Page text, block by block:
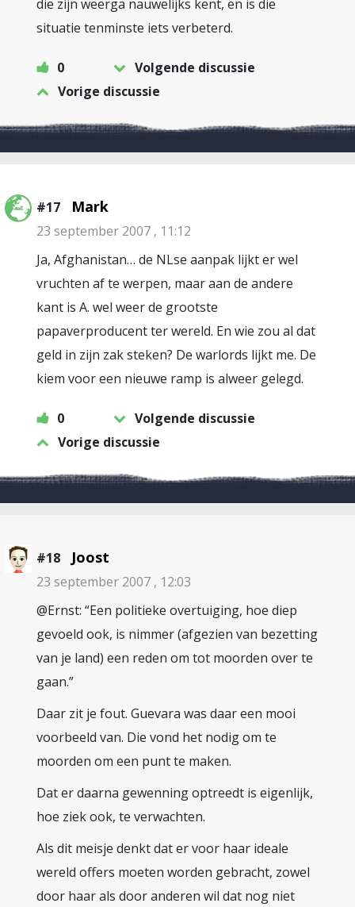
die zijn weerga nauwelijks kent, en is die
situatie tenminste iets verbeterd.
0
Volgende discussie
Vorige discussie
#17 Mark
23 september 2007 , 11:12
Ja, Afghanistan… de NLse aanpak lijkt er wel
vruchten af te werpen, maar aan de andere
kant is A. wel weer de grootste
papaverproducent ter wereld. En wie zou al dat
geld in zijn zak steken? De warlords lijkt me. De
kiem voor een nieuwe ramp is alweer gelegd.
0
Volgende discussie
Vorige discussie
#18 Joost
23 september 2007 , 12:03
@Ernst: “Een politieke overtuiging, hoe diep
gevoeld ook, is nimmer (afgezien van bezetting
van je land) een reden om tot moorden over te
gaan.”
Daar zit je fout. Guevara was daar een mooi
voorbeeld van. Die vond het nodig om te
moorden om een punt te maken.
Dat er daarna gewenning optreedt is eigenlijk,
hoe ziek ook, te verwachten.
Als dit meisje denkt dat er voor haar ideale
wereld offers moeten worden gebracht, zowel
door haar als door anderen wil dat nog niet